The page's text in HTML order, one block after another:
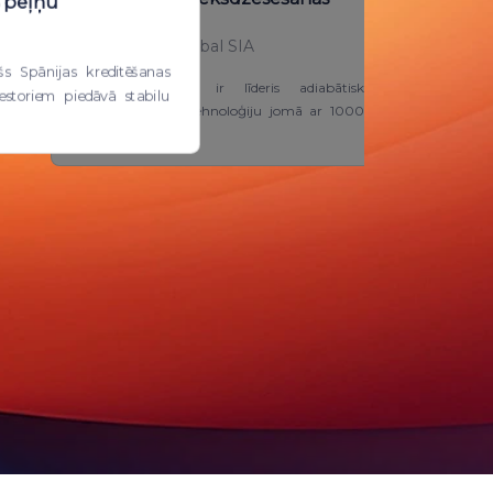
Blue Energy Global SIA
Smart Cooling™ ir līderis adiabātisko
priekšdzesēšanas tehnoloģiju jomā ar 1000+
Spānijas kreditēšanas
piedāvā stabilu